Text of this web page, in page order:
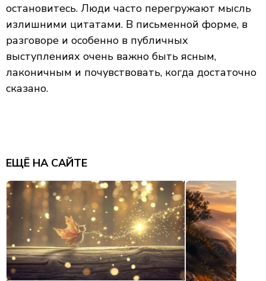
остановитесь. Люди часто перегружают мысль
излишними цитатами. В письменной форме, в
разговоре и особенно в публичных
выступлениях очень важно быть ясным,
лаконичным и почувствовать, когда достаточно
сказано.
ЕЩЁ НА САЙТЕ